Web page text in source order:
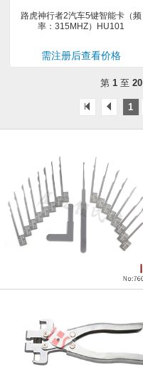
路虎神行者2汽车5键智能卡（频
率：315MHZ）HU101
需注册后查看价格
第 1 至 20
1